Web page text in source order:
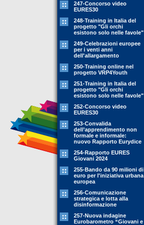
247-Concorso video
EURES30
248-Training in Italia del
progetto "Gli orchi
esistono solo nelle favole"
249-Celebrazioni europee
per i venti anni
dell'allargamento
250-Training online nel
progetto VRP4Youth
251-Training in Italia del
progetto "Gli orchi
esistono solo nelle favole"
252-Concorso video
EURES30
253-Convalida
dell’apprendimento non
formale e informale:
nuovo Rapporto Eurydice
254-Rapporto EURES
Giovani 2024
255-Bando da 90 milioni di
euro per l'iniziativa urbana
europea
256-Comunicazione
strategica e lotta alla
disinformazione
257-Nuova indagine
Eurobarometro “Giovani e